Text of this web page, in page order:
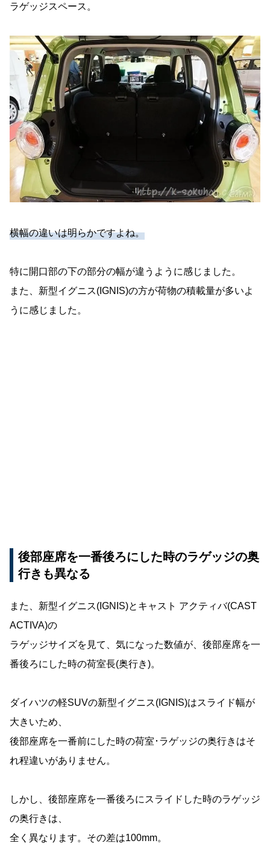
ラゲッジスペース。
横幅の違いは明らかですよね。
特に開口部の下の部分の幅が違うように感じました。
また、新型イグニス(IGNIS)の方が荷物の積載量が多いよ
うに感じました。
後部座席を一番後ろにした時のラゲッジの奥
行きも異なる
また、新型イグニス(IGNIS)とキャスト アクティバ(CAST
ACTIVA)の
ラゲッジサイズを見て、気になった数値が、後部座席を一
番後ろにした時の荷室長(奥行き)。
ダイハツの軽SUVの新型イグニス(IGNIS)はスライド幅が
大きいため、
後部座席を一番前にした時の荷室･ラゲッジの奥行きはそ
れ程違いがありません。
しかし、後部座席を一番後ろにスライドした時のラゲッジ
の奥行きは、
全く異なります。その差は100mm。